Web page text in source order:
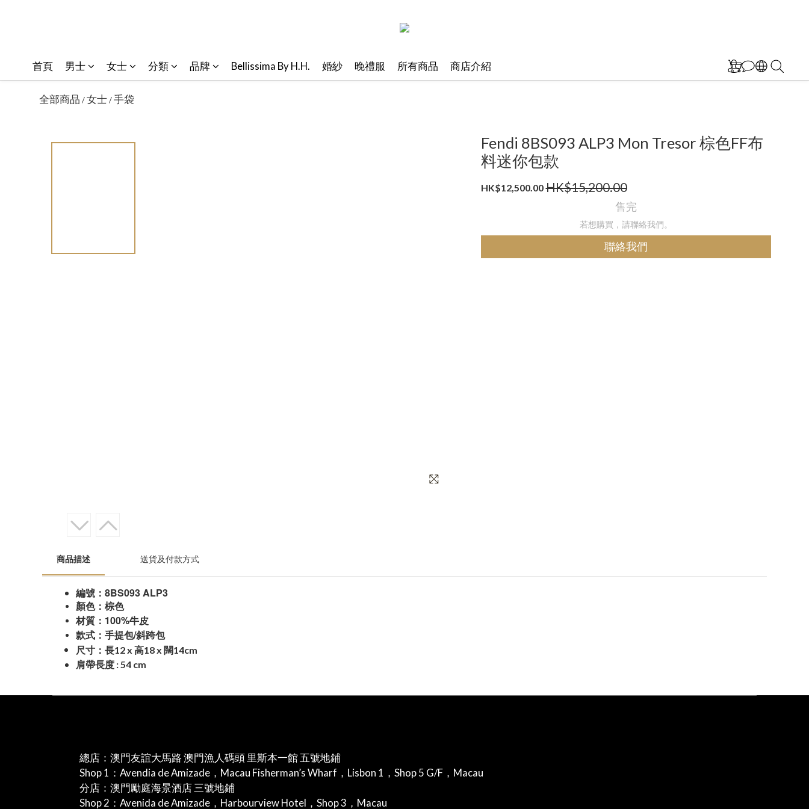
首頁 男士 女士 分類 品牌 Bellissima By H.H. 婚紗 晚禮服 所有商品 商店介紹
全部商品 /女士/手袋
Fendi 8BS093 ALP3 Mon Tresor 棕色FF布
料迷你包款
HK$12,500.00 HK$15,200.00
售完
若想購買，請聯絡我們。
聯絡我們
商品描述 送貨及付款方式
編號： 8BS093 ALP3
顏色：棕色
材質： 100%牛皮
款式：手提包/斜跨包
尺寸：長12 x 高18 x 闊14cm
肩帶長度 :54 cm
總店：澳門友誼大馬路 澳門漁人碼頭 里斯本一館 五號地鋪
Shop 1：Avendia de Amizade，Macau Fisherman’s Wharf，Lisbon 1，Shop 5 G/F，Macau
分店：澳門勵庭海景酒店 三號地鋪
Shop 2：Avenida de Amizade，Harbourview Hotel，Shop 3，Macau